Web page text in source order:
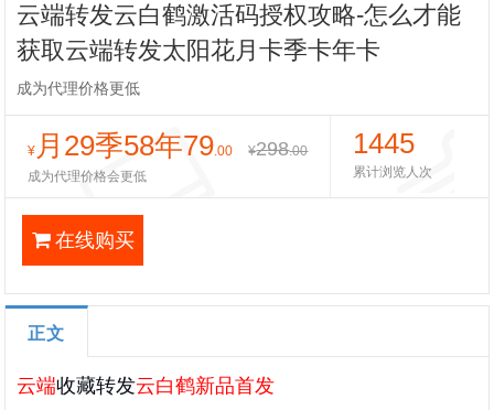
云端转发云白鹤激活码授权攻略-怎么才能
获取云端转发太阳花月卡季卡年卡
成为代理价格更低
¥ 月29季58年79.00 ¥298.00
成为代理价格会更低
1445
累计浏览人次
在线购买
正文
云端收藏转发云白鹤新品首发